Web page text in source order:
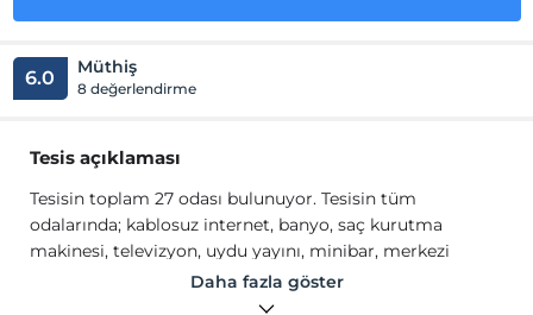
6.0 Müthiş
8 değerlendirme
Tesis açıklaması
Tesisin toplam 27 odası bulunuyor. Tesisin tüm
odalarında; kablosuz internet, banyo, saç kurutma
makinesi, televizyon, uydu yayını, minibar, merkezi
ısıtma, split klima bulunuyor. Tesiste ayrıca bar, açık
havuz gibi misafirlerin keyifli zaman geçirebilecekleri
Daha fazla göster